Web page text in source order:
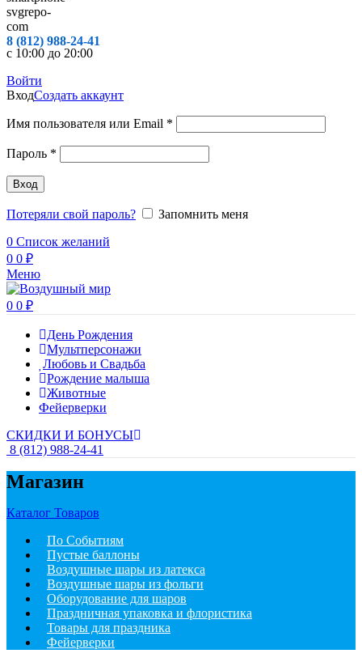
8 (812) 988-24-41
с 10:00 до 20:00
Войти
ВходСоздать аккаунт
Имя пользователя или Email *
Пароль *
Вход
Потеряли свой пароль?
Запомнить меня
0 Список желаний
0 0 ₽
Меню
0 0 ₽
День Рождения
Мультперсонажи
Любовь и Свадьба
Рождение малыша
Животные
Фейерверки
СКИДКИ И БОНУСЫ
8 (812) 988-24-41
Магазин
Каталог Товаров
По Событиям
Пустые баллоны
Воздушные шары из латекса
Воздушные шары из фольги
Оборудование для шаров
Праздничная упаковка и флористика
Товары для праздника
Фейерверки